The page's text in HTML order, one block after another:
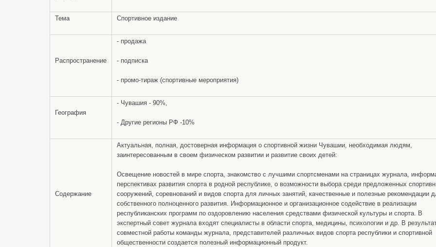
Тема Спортивное издание
Распространение
- продажа
- подписка
- промо-тираж (спортивные мероприятия)
География
- Чувашия - 90%,
- Другие регионы РФ -10%
Содержание
Актуальная, полная, достоверная информация о спортивной жизни Чувашии, необходимая людям,
заинтересованным в своем физическом развитии и развитие своих детей:
Освещение новостей в мире спорта, знакомство с лучшими спортсменами на страницах журнала,
перспективах развития спорта в родной республике, о возможности выбора среди предложенных
сооружений, соревнований и видов спорта для личных занятий, качественные и полезные рекомендации
собственного полноценного развития. Информационное и организационное содействие в реализации
республиканских программ по оздоровлению населения средствами физической культуры и спорта. В
экспертный совет журнала входят специалисты в области спорта, медицины, психологии и др. В
совместной работы команды журнала, представителей различных видов спорта республики и спортивной
общественности создается полезный информационный продукт.